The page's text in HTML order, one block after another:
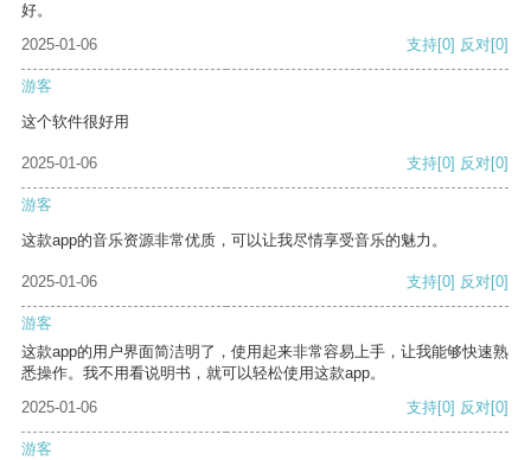
好。
2025-01-06
支持[0] 反对[0]
游客
这个软件很好用
2025-01-06 支持[0] 反对[0]
游客
这款app的音乐资源非常优质，可以让我尽情享受音乐的魅力。
2025-01-06 支持[0] 反对[0]
游客
这款app的用户界面简洁明了，使用起来非常容易上手，让我能够快速熟
悉操作。我不用看说明书，就可以轻松使用这款app。
2025-01-06
支持[0] 反对[0]
游客